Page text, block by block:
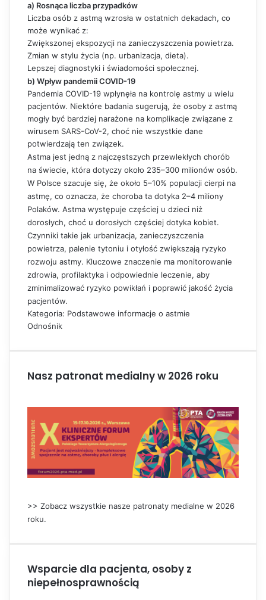
a) Rosnąca liczba przypadków
Liczba osób z astmą wzrosła w ostatnich dekadach, co
może wynikać z:
Zwiększonej ekspozycji na zanieczyszczenia powietrza.
Zmian w stylu życia (np. urbanizacja, dieta).
Lepszej diagnostyki i świadomości społecznej.
b) Wpływ pandemii COVID-19
Pandemia COVID-19 wpłynęła na kontrolę astmy u wielu
pacjentów. Niektóre badania sugerują, że osoby z astmą
mogły być bardziej narażone na komplikacje związane z
wirusem SARS-CoV-2, choć nie wszystkie dane
potwierdzają ten związek.
Astma jest jedną z najczęstszych przewlekłych chorób
na świecie, która dotyczy około 235–300 milionów osób.
W Polsce szacuje się, że około 5–10% populacji cierpi na
astmę, co oznacza, że choroba ta dotyka 2–4 miliony
Polaków. Astma występuje częściej u dzieci niż
dorosłych, choć u dorosłych częściej dotyka kobiet.
Czynniki takie jak urbanizacja, zanieczyszczenia
powietrza, palenie tytoniu i otyłość zwiększają ryzyko
rozwoju astmy. Kluczowe znaczenie ma monitorowanie
zdrowia, profilaktyka i odpowiednie leczenie, aby
zminimalizować ryzyko powikłań i poprawić jakość życia
pacjentów.
Kategoria: Podstawowe informacje o astmie
Odnośnik
Nasz patronat medialny w 2026 roku
>> Zobacz wszystkie nasze patronaty medialne w 2026
roku.
Wsparcie dla pacjenta, osoby z
niepełnosprawnością